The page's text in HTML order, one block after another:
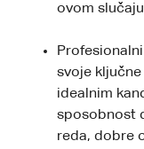
ovom
svoje
idealnim
sposobnost
reda, dobre